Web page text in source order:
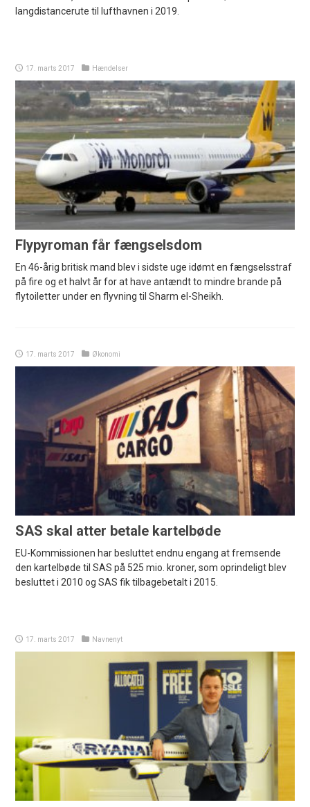
langdistancerute til lufthavnen i 2019.
17. marts 2017 Hændelser
Flypyroman får fængselsdom
En 46-årig britisk mand blev i sidste uge idømt en fængselsstraf
på fire og et halvt år for at have antændt to mindre brande på
flytoiletter under en flyvning til Sharm el-Sheikh.
17. marts 2017 Økonomi
SAS skal atter betale kartelbøde
EU-Kommissionen har besluttet endnu engang at fremsende
den kartelbøde til SAS på 525 mio. kroner, som oprindeligt blev
besluttet i 2010 og SAS fik tilbagebetalt i 2015.
17. marts 2017 Navnenyt